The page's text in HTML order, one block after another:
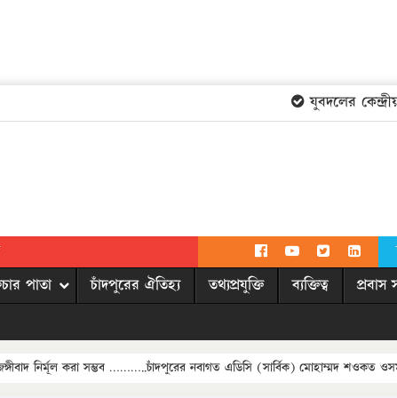
যুবদলের কেন্দ্রীয়
পাতা চাঁদপুরের ঐতিহ্য তথ্যপ্রযুক্তি ব্যক্তিত্ব প্রবাস
নির্মূল করা সম্ভব ………..চাঁদপুরের নবাগত এডিসি (সার্বিক) মোহাম্মদ শওকত